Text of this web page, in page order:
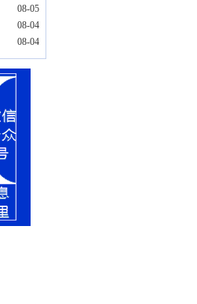
08-05
08-04
08-04